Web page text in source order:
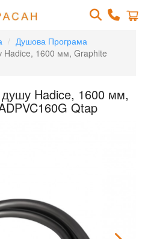
Душова Програма
Hadice, 1600 мм, Graphite
Hadice, 1600 мм,
Qtap